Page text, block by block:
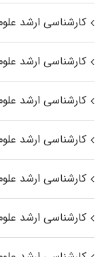
کارشناسی ارشد
کارشناسی ارشد
کارشناسی ارشد
کارشناسی ارشد علوم
کارشناسی ارشد علوم
کارشناسی ارشد